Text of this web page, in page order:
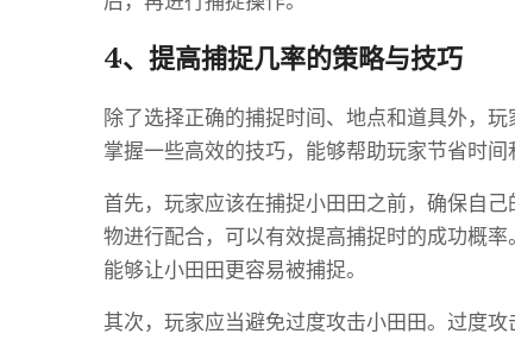
4、提高捕捉几率的策略与技巧
除了选择正确的捕捉时间、地点和道具外，
掌握一些高效的技巧，能够帮助玩家节省时间
首先，玩家应该在捕捉小田田之前，确保自
物进行配合，可以有效提高捕捉时的成功概率
能够让小田田更容易被捕捉。
其次，玩家应当避免过度攻击小田田。过度